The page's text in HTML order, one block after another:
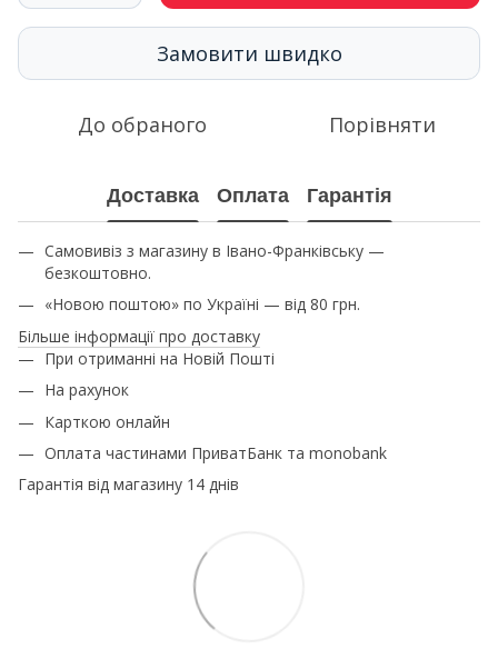
Замовити швидко
До обраного Порівняти
Доставка Оплата Гарантія
Самовивіз з магазину в Івано-Франківську —
безкоштовно.
«Новою поштою» по Україні — від 80 грн.
Більше інформації про доставку
При отриманні на Новій Пошті
На рахунок
Карткою онлайн
Оплата частинами ПриватБанк та monobank
Гарантія від магазину 14 днів